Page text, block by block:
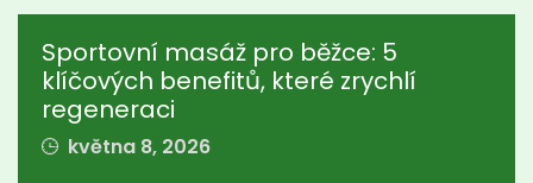
Sportovní masáž pro běžce: 5
klíčových benefitů, které zrychlí
regeneraci
května 8, 2026